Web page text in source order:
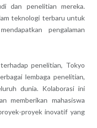
dan penelitian mereka.
teknologi terbaru untuk
pengalaman
penelitian, Tokyo
lembaga penelitian,
dunia. Kolaborasi ini
memberikan mahasiswa
proyek inovatif yang